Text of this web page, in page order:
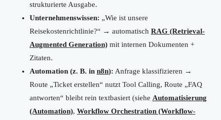
strukturierte Ausgabe.
Unternehmenswissen: „Wie ist unsere
Reisekostenrichtlinie?“ → automatisch RAG (Retrieval-
Augmented Generation) mit internen Dokumenten +
Zitaten.
Automation (z. B. in n8n): Anfrage klassifizieren →
Route „Ticket erstellen“ nutzt Tool Calling, Route „FAQ
antworten“ bleibt rein textbasiert (siehe Automatisierung
(Automation), Workflow Orchestration (Workflow-